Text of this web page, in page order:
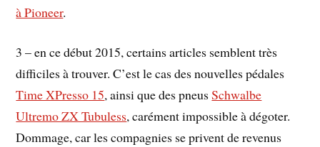
à Pioneer.
3 – en ce début 2015, certains articles semblent très
difficiles à trouver. C’est le cas des nouvelles pédales
Time XPresso 15, ainsi que des pneusSchwalbe
Ultremo ZX Tubuless, carément impossible à dégoter.
Dommage, car les compagnies se privent de revenus